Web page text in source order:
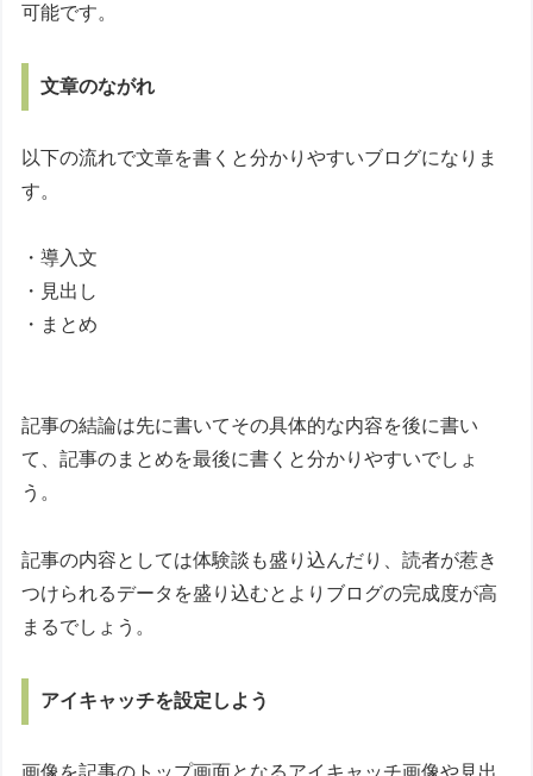
可能です。
文章のながれ
以下の流れで文章を書くと分かりやすいブログになりま
す。
・導入文
・見出し
・まとめ
記事の結論は先に書いてその具体的な内容を後に書い
て、記事のまとめを最後に書くと分かりやすいでしょ
う。
記事の内容としては体験談も盛り込んだり、読者が惹き
つけられるデータを盛り込むとよりブログの完成度が高
まるでしょう。
アイキャッチを設定しよう
画像を記事のトップ画面となるアイキャッチ画像や見出